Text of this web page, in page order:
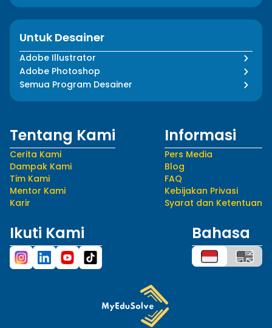
Untuk Desainer
Adobe Illustrator
Adobe Photoshop
Semua Program Desainer
Tentang Kami
Cerita Kami
Dampak Kami
Tim Kami
Mentor Kami
Karir
Informasi
Pers Media
Blog
FAQ
Kebijakan Privasi
Syarat dan Ketentuan
Ikuti Kami Bahasa